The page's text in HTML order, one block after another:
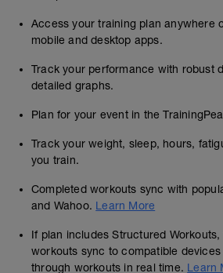
Access your training plan anywhere
mobile and desktop apps.
Track your performance with robust
detailed graphs.
Plan for your event in the
Track your weight, sleep, hours,
you train.
Completed workouts sync with
and Wahoo. Learn More
If plan includes Structured
workouts sync to compatible
through workouts in real time. Learn